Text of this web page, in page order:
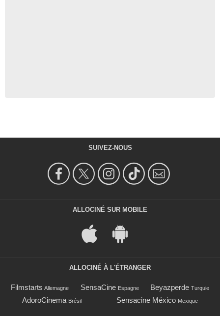
SUIVEZ-NOUS
ALLOCINÉ SUR MOBILE
ALLOCINÉ À L'ÉTRANGER
Filmstarts Allemagne SensaCine Espagne Beyazperde Turquie
AdoroCinema Brésil Sensacine México Mexique